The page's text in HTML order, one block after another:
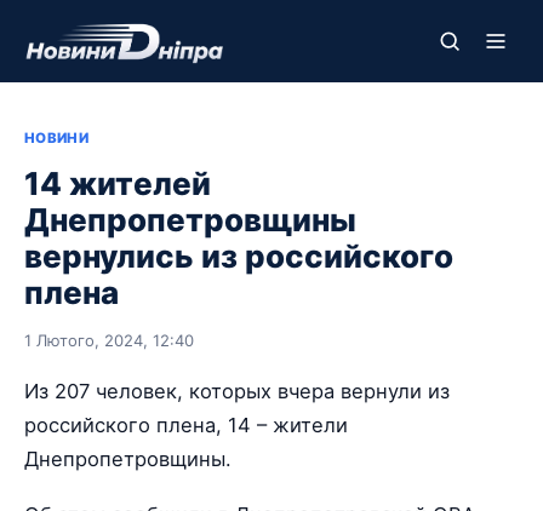
НОВИНИ
14 жителей
Днепропетровщины
вернулись из российского
плена
1 Лютого, 2024, 12:40
Из 207 человек, которых вчера вернули из
российского плена, 14 – жители
Днепропетровщины.